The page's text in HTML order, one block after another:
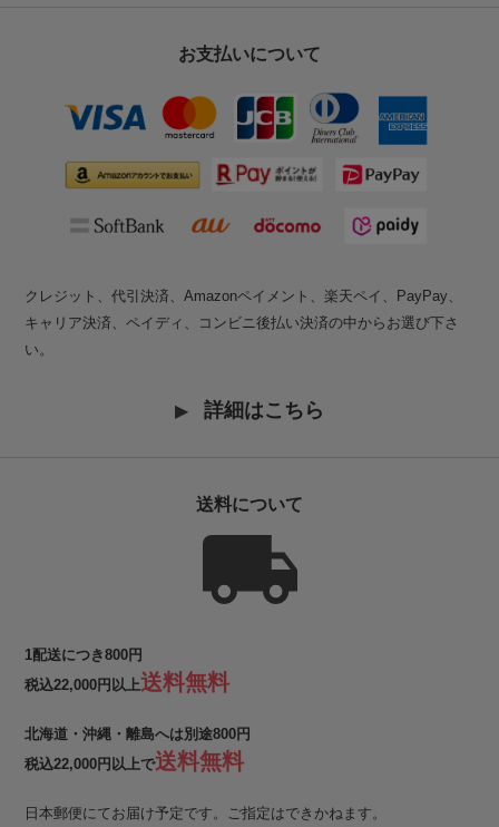
お支払いについて
クレジット、代引決済、Amazonペイメント、楽天ペイ、PayPay、
キャリア決済、ペイディ、コンビニ後払い決済の中からお選び下さ
い。
詳細はこちら
送料について
1配送につき800円
税込22,000円以上送料無料
北海道・沖縄・離島へは別途800円
税込22,000円以上で送料無料
日本郵便にてお届け予定です。ご指定はできかねます。